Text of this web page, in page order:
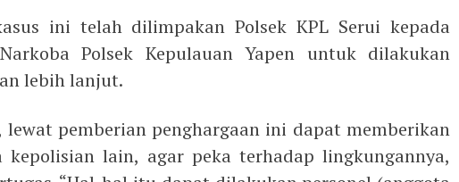
ini telah dilimpakan Polsek KPL Serui kepada
Polsek Kepulauan Yapen untuk dilakukan
lebih lanjut.
lewat pemberian penghargaan ini dapat memberikan
kepolisian lain, agar peka terhadap lingkungannya,